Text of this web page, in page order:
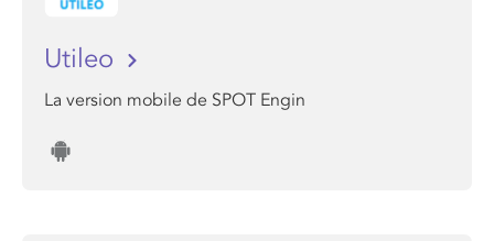
Utileo
La version mobile de SPOT Engin